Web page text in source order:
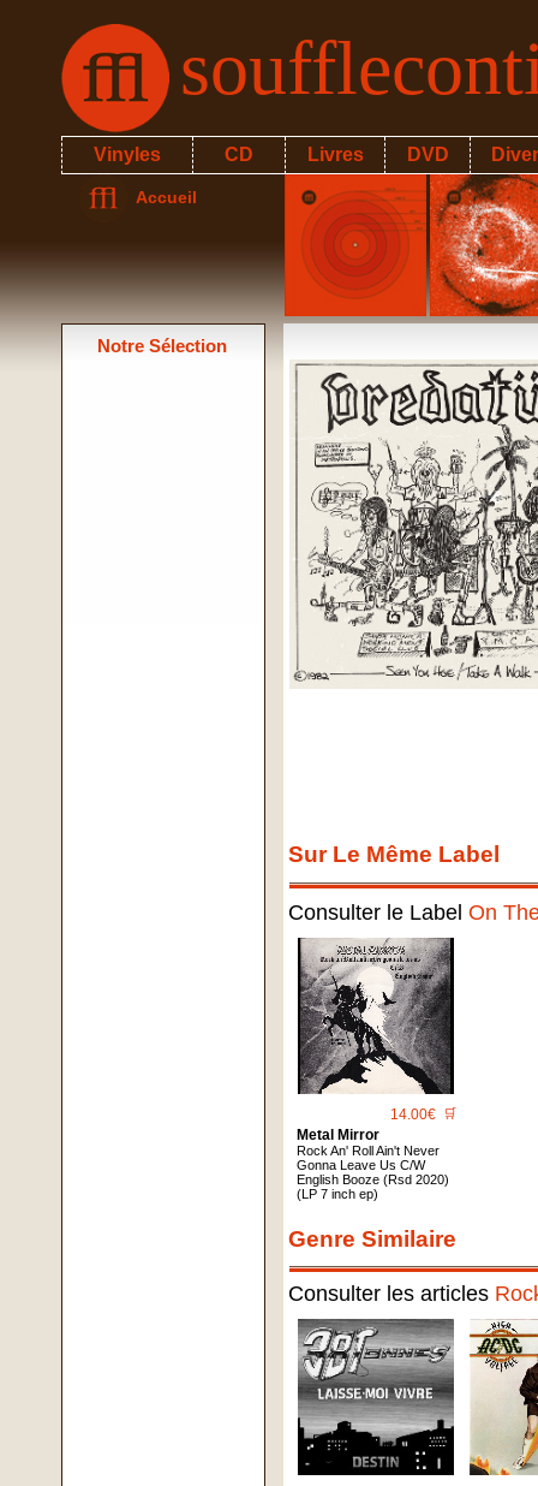
Vinyles CD Livres DVD
Accueil
Notre Sélection
Sur Le Même Label
Consulter le LabelOn
14.00€ 🛒
Metal Mirror
Rock An' Roll Ain't Never
Gonna Leave Us C/W
English Booze (Rsd 2020)
(LP 7 inch ep)
Genre Similaire
Consulter les articles